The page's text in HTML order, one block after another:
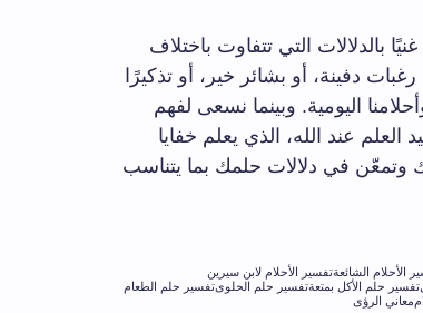
بالدلالات التي تتفاوت باختلاف
دفينة، أو بشائر خير، أو تذكيرًا
اليومية. وبينما نسعى لفهم
عند الله، الذي يعلم خفايا
وتمعّن في دلالات حلمك بما يتناسب
الأحلام الشائعةتفسير الأحلام لابن سيرين
تفسير حلم الأكل بمتعةتفسير حلم الحلوىتفسير حلم الطعام
معاني الرؤى